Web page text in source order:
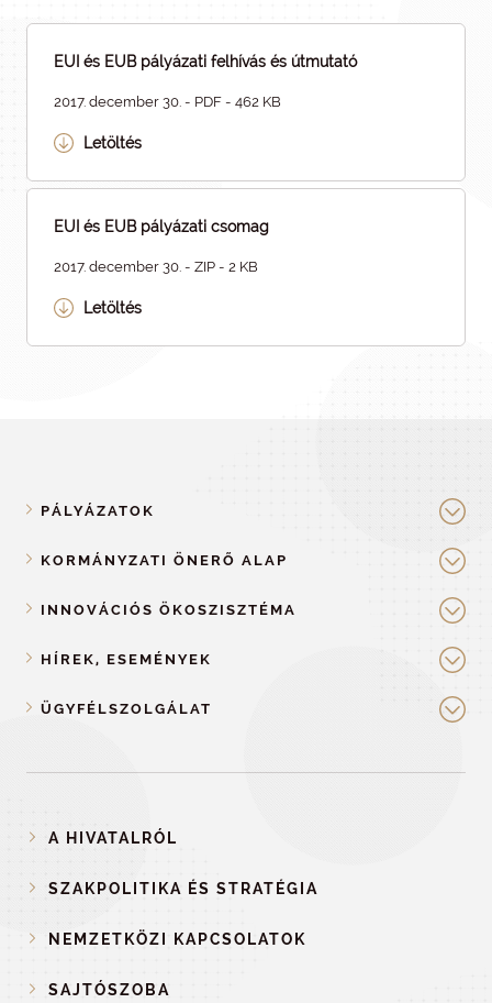
EUI és EUB pályázati felhívás és útmutató
2017. december 30. - PDF - 462 KB
Letöltés
EUI és EUB pályázati csomag
2017. december 30. - ZIP - 2 KB
Letöltés
PÁLYÁZATOK
KORMÁNYZATI ÖNERŐ ALAP
INNOVÁCIÓS ÖKOSZISZTÉMA
HÍREK, ESEMÉNYEK
ÜGYFÉLSZOLGÁLAT
A HIVATALRÓL
SZAKPOLITIKA ÉS STRATÉGIA
NEMZETKÖZI KAPCSOLATOK
SAJTÓSZOBA